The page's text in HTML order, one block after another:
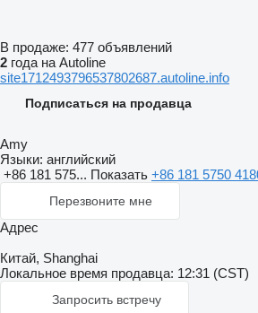
В продаже: 477 объявлений
2 года на Autoline
site1712493796537802687.autoline.info
Подписаться на продавца
Amy
Языки: английский
+86 181 575... Показать +86 181 5750
Перезвоните мне
Адрес
Китай, Shanghai
Локальное время продавца: 12:31 (CST)
Запросить встречу